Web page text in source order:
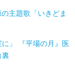
主題歌「いきどま
」 『平場の月』医
裏